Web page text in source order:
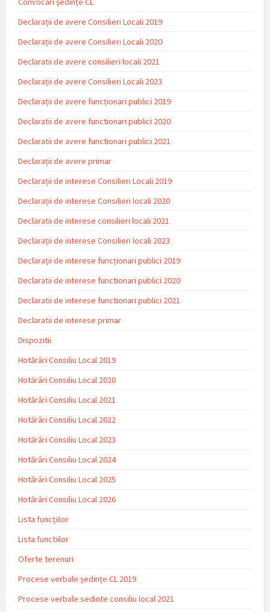
Declarații de avere Consilieri Locali 2019
Declarații de avere Consilieri Locali 2020
Declaratii de avere consilieri locali 2021
Declarații de avere Consilieri Locali 2023
Declarații de avere funcționari publici 2019
Declaratii de avere functionari publici 2020
Declaratii de avere functionari publici 2021
Declarații de avere primar
Declarații de interese Consilieri Locali 2019
Declarații de interese Consilieri locali 2020
Declaratii de interese consilieri locali 2021
Declarații de interese Consilieri locali 2023
Declarații de interese funcționari publici 2019
Declaratii de interese functionari publici 2020
Declaratii de interese functionari publici 2021
Declaratii de interese primar
Dispozitii
Hotărâri Consiliu Local 2019
Hotărâri Consiliu Local 2020
Hotărâri Consiliu Local 2021
Hotărâri Consiliu Local 2022
Hotărâri Consiliu Local 2023
Hotărâri Consiliu Local 2024
Hotărâri Consiliu Local 2025
Hotărâri Consiliu Local 2026
Lista funcțiilor
Lista functiilor
Oferte terenuri
Procese verbale ședințe CL 2019
Procese verbale sedinte consiliu local 2021